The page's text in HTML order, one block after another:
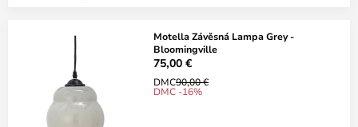
Motella Závěsná Lampa Grey -
Bloomingville
75,00 €
DMC90,00 €
DMC -16%